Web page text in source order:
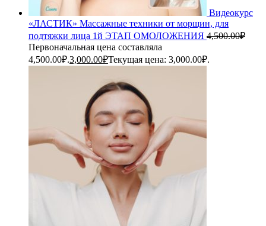
Видеокурс
«ЛАСТИК» Массажные техники от морщин, для
подтяжки лица 1й ЭТАП ОМОЛОЖЕНИЯ 4,500.00₽
Первоначальная цена составляла
4,500.00₽.3,000.00₽Текущая цена: 3,000.00₽.